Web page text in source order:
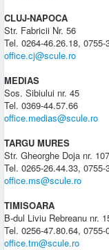
CLUJ-NAPOCA
Str. Fabricii Nr. 56
Tel. 0264-46.26.18, 0755-
office.cj@scule.ro
MEDIAS
Sos. Sibiului nr. 45
Tel. 0369-44.57.66
office.medias@scule.ro
TARGU MURES
Str. Gheorghe Doja nr. 107
Tel. 0265-26.44.33, 0755-
office.ms@scule.ro
TIMISOARA
B-dul Liviu Rebreanu nr.
Tel. 0256-47.80.64, 0755-
office.tm@scule.ro